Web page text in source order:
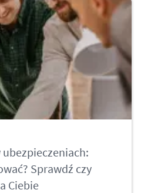
Sprawdź czy
Ciebie